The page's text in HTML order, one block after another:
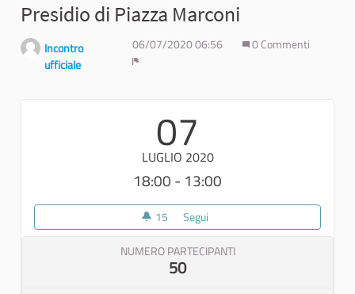
Presidio di Piazza Marconi
Incontro
ufficiale
06/07/2020 06:56
0 Commenti
07
LUGLIO 2020
18:00 - 13:00
15 15 sostenitori
Segui
NUMERO PARTECIPANTI
50